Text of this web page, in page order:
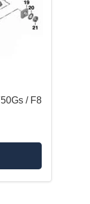
/ F8